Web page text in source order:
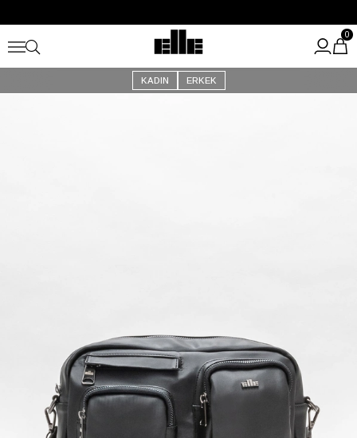
Kargo Ücretsiz!
KADIN ERKEK
0